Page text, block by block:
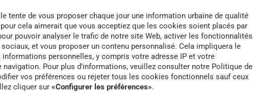
petits
tente de vous proposer chaque jour une information urbaine de qualité
cela aimerait que vous acceptiez que les cookies soient placés par
pouvoir analyser le trafic de notre site Web, activer les fonctionnalités
sociaux, et vous proposer un contenu personnalisé. Cela impliquera le
personnelles, y compris votre adresse IP et votre
navigation. Pour plus d'informations, veuillez consulter notre Politique de
vos préférences ou rejeter tous les cookies fonctionnels sauf ceux
cliquer sur «Configurer les préférences».